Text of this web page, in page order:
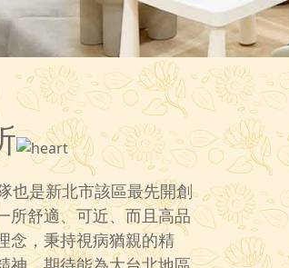
也是新北市該區最先開創
所舒適、可近、而且高品
念，秉持視病猶親的精